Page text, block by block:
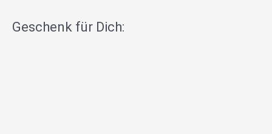
Geschenk für Dich: